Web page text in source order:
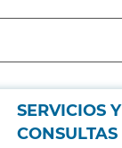
SERVICIOS Y
CONSULTAS